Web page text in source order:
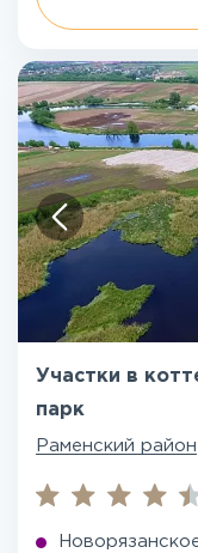
Участки в
парк
Раменский район